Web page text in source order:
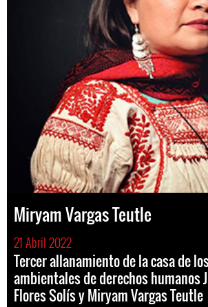
Miryam Vargas Teutle
21 Abril 2022
Tercer allanamiento de la casa de
ambientales de derechos humanos
Flores Solís y Miryam Vargas Teutle